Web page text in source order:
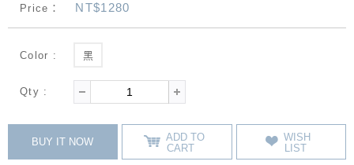
Price： NT$1280
Color : 黑
Qty :
BUY IT NOW
ADD TO
CART
WISH
LIST